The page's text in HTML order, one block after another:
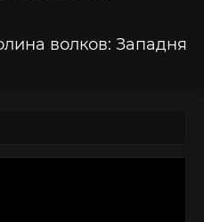
волков: Западня